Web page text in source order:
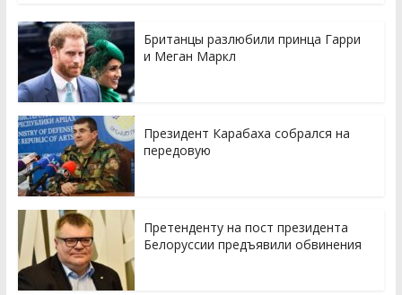
Британцы разлюбили принца Гарри
и Меган Маркл
Президент Карабаха собрался на
передовую
Претенденту на пост президента
Белоруссии предъявили обвинения